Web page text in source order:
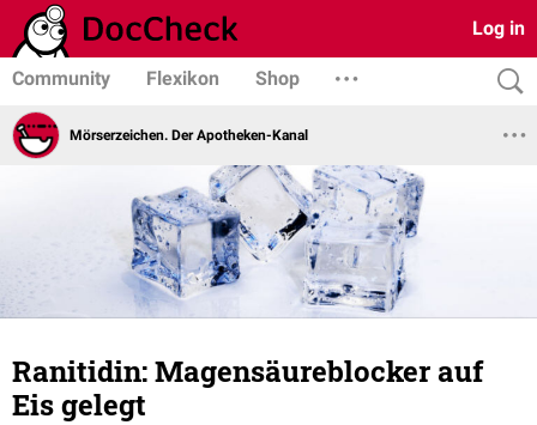
Log in
Community Flexikon Shop
Mörserzeichen. Der Apotheken-Kanal
Ranitidin: Magensäureblocker auf
Eis gelegt